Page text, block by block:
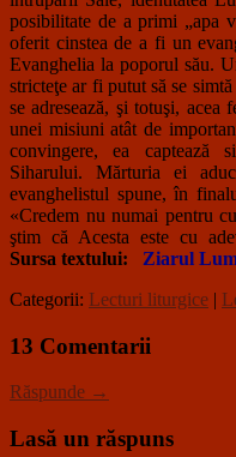
posibilitate de a primi „apa
oferit cinstea de a fi un
Evanghelia la poporul său.
stricteţe ar fi putut să se
se adresează, şi totuşi, acea
unei misiuni atât de
convingere, ea captează
Siharului. Mărturia ei
evanghelistul spune, în
«Credem nu numai pentru
ştim că Acesta este cu
Sursa textului:
Ziarul
Categorii: Lecturi liturgice |
13 Comentarii
Răspunde →
Lasă un răspuns